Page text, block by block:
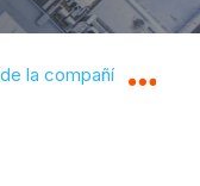
la compañía